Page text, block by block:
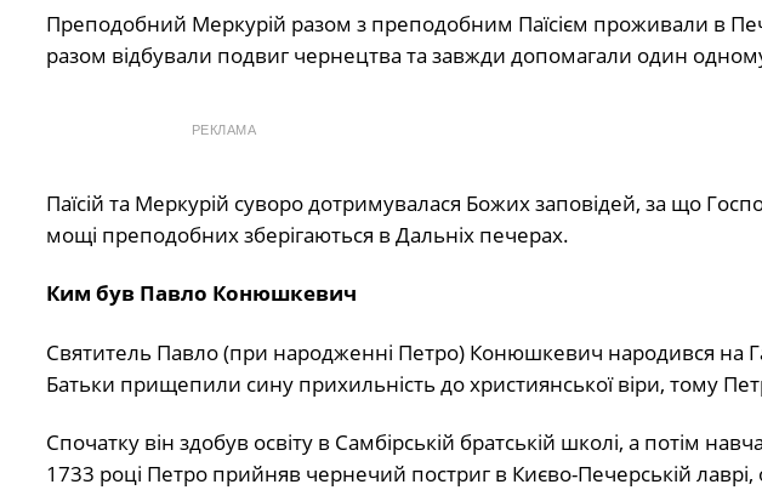
Преподобний Меркурій разом з преподобним Паїсієм проживали в
разом відбували подвиг чернецтва та завжди допомагали один одному
РЕКЛАМА
Паїсій та Меркурій суворо дотримувалася Божих заповідей, за що
мощі преподобних зберігаються в Дальніх печерах.
Ким був Павло Конюшкевич
Святитель Павло (при народженні Петро) Конюшкевич народився на
Батьки прищепили сину прихильність до християнської віри, тому
Спочатку він здобув освіту в Самбірській братській школі, а потім
1733 році Петро прийняв чернечий постриг в Києво-Печерській